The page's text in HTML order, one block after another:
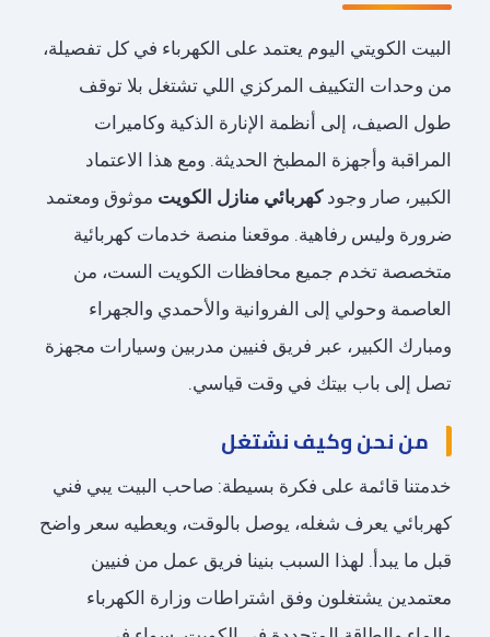
البيت الكويتي اليوم يعتمد على الكهرباء في كل تفصيلة،
من وحدات التكييف المركزي اللي تشتغل بلا توقف
طول الصيف، إلى أنظمة الإنارة الذكية وكاميرات
المراقبة وأجهزة المطبخ الحديثة. ومع هذا الاعتماد
الكبير، صار وجودكهربائي منازل الكويت موثوق ومعتمد
ضرورة وليس رفاهية. موقعنا منصة خدمات كهربائية
متخصصة تخدم جميع محافظات الكويت الست، من
العاصمة وحولي إلى الفروانية والأحمدي والجهراء
ومبارك الكبير، عبر فريق فنيين مدربين وسيارات مجهزة
تصل إلى باب بيتك في وقت قياسي.
من نحن وكيف نشتغل
خدمتنا قائمة على فكرة بسيطة: صاحب البيت يبي فني
كهربائي يعرف شغله، يوصل بالوقت، ويعطيه سعر واضح
قبل ما يبدأ. لهذا السبب بنينا فريق عمل من فنيين
معتمدين يشتغلون وفق اشتراطات وزارة الكهرباء